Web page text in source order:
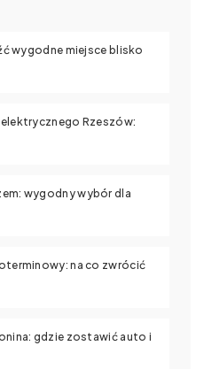
wygodne miejsce blisko
Rzeszów:
wygodny wybór dla
na co zwrócić
gdzie zostawić auto i